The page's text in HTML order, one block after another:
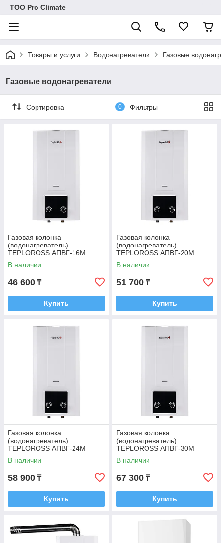
ТОО Pro Climate
Товары и услуги Водонагреватели Газовые
Газовые водонагреватели
Сортировка 0 Фильтры
Газовая колонка
(водонагреватель)
TEPLOROSS АПВГ-16М
В наличии
46 600 ₸
Купить
Газовая колонка
(водонагреватель)
TEPLOROSS АПВГ-20М
В наличии
51 700 ₸
Купить
Газовая колонка
(водонагреватель)
TEPLOROSS АПВГ-24М
В наличии
58 900 ₸
Купить
Газовая колонка
(водонагреватель)
TEPLOROSS АПВГ-30М
В наличии
67 300 ₸
Купить